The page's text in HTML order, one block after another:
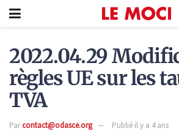
2022.04.29
règles UE sur les
TVA
Parcontact@odasce.org
Publié il y a 4 ans